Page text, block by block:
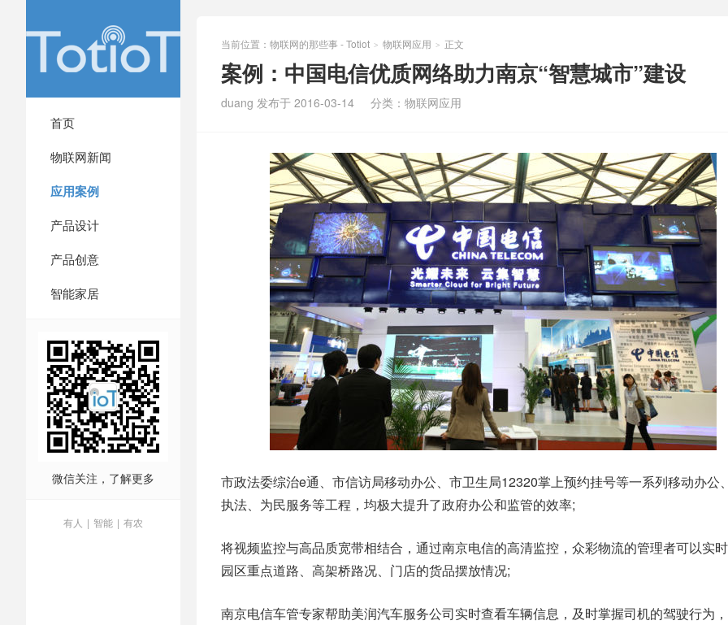
首页
物联网新闻
应用案例
产品设计
产品创意
智能家居
微信关注，了解更多
有人 | 智能 | 有农
当前位置： 物联网的那些事 - Totiot > 物联网应用 > 正文
案例：中国电信优质网络助力南京“智慧城市”建设
duang 发布于 2016-03-14 分类： 物联网应用
市政法委综治e通、市信访局移动办公、市卫生局12320掌上预约挂号等一系列移动办公
执法、为民服务等工程，均极大提升了政府办公和监管的效率;
将视频监控与高品质宽带相结合，通过南京电信的高清监控，众彩物流的管理者可以实
园区重点道路、高架桥路况、门店的货品摆放情况;
南京电信车管专家帮助美润汽车服务公司实时查看车辆信息，及时掌握司机的驾驶行为